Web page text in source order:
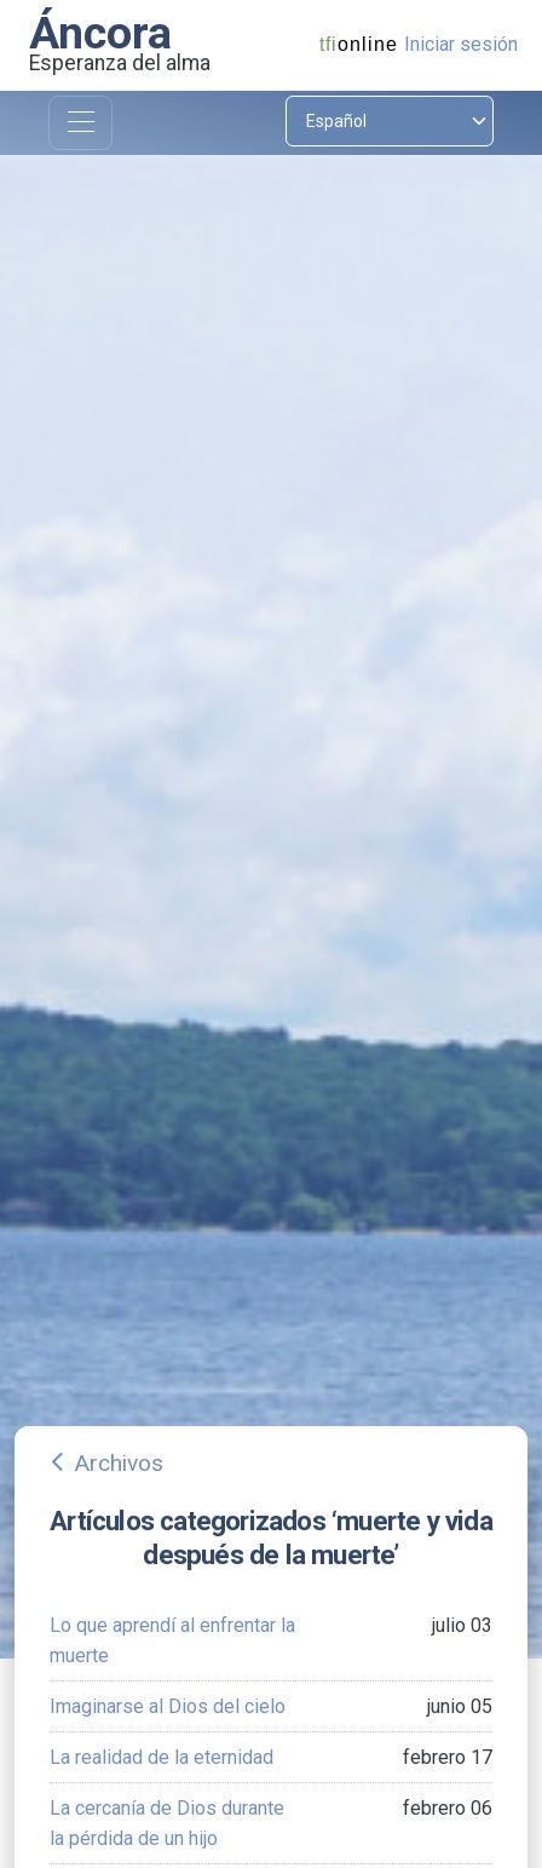
Áncora
Esperanza del alma
tfionline Iniciar sesión
arrow_back_ios Archivos
Artículos categorizados ‘muerte y vida
después de la muerte’
Lo que aprendí al enfrentar la
muerte
julio 03
Imaginarse al Dios del cielo junio 05
La realidad de la eternidad febrero 17
La cercanía de Dios durante
la pérdida de un hijo
febrero 06